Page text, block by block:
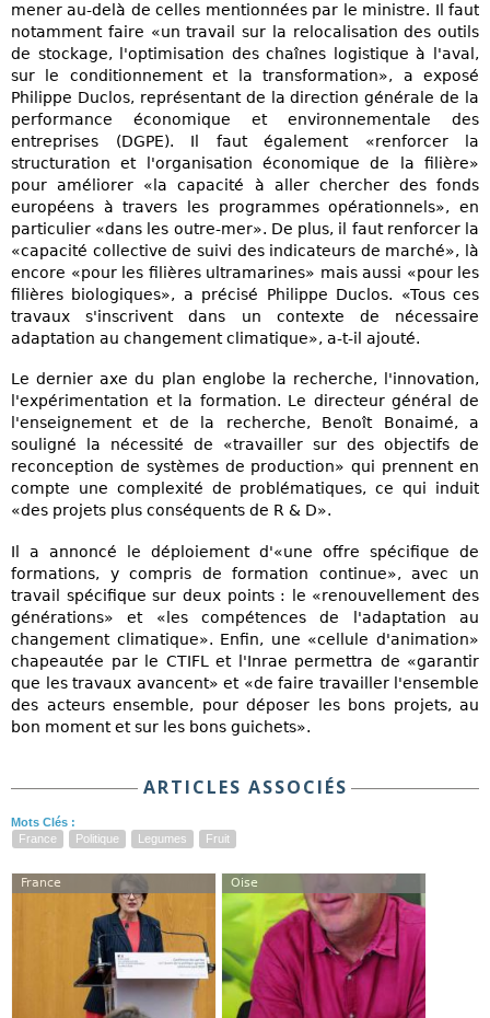
mener au-delà de celles mentionnées par le ministre. Il faut
notamment faire «un travail sur la relocalisation des outils
de stockage, l'optimisation des chaînes logistique à l'aval,
sur le conditionnement et la transformation», a exposé
Philippe Duclos, représentant de la direction générale de la
performance économique et environnementale des
entreprises (DGPE). Il faut également «renforcer la
structuration et l'organisation économique de la filière»
pour améliorer «la capacité à aller chercher des fonds
européens à travers les programmes opérationnels», en
particulier «dans les outre-mer». De plus, il faut renforcer la
«capacité collective de suivi des indicateurs de marché», là
encore «pour les filières ultramarines» mais aussi «pour les
filières biologiques», a précisé Philippe Duclos. «Tous ces
travaux s'inscrivent dans un contexte de nécessaire
adaptation au changement climatique», a-t-il ajouté.
Le dernier axe du plan englobe la recherche, l'innovation,
l'expérimentation et la formation. Le directeur général de
l'enseignement et de la recherche, Benoît Bonaimé, a
souligné la nécessité de «travailler sur des objectifs de
reconception de systèmes de production» qui prennent en
compte une complexité de problématiques, ce qui induit
«des projets plus conséquents de R & D».
Il a annoncé le déploiement d'«une offre spécifique de
formations, y compris de formation continue», avec un
travail spécifique sur deux points : le «renouvellement des
générations» et «les compétences de l'adaptation au
changement climatique». Enfin, une «cellule d'animation»
chapeautée par le CTIFL et l'Inrae permettra de «garantir
que les travaux avancent» et «de faire travailler l'ensemble
des acteurs ensemble, pour déposer les bons projets, au
bon moment et sur les bons guichets».
ARTICLES ASSOCIÉS
Mots Clés :
France
Politique Legumes Fruit
France Oise